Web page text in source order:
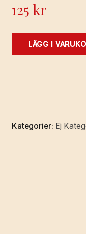
125 kr
Berättelsen
mängd
LÄGG I
Kategorier: Ej